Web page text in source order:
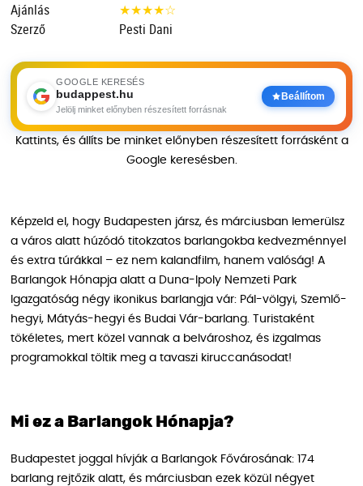
Ajánlás
★★★★☆
Szerző
Pesti Dani
GOOGLE KERESÉS
budappest.hu
Jelölj minket előnyben részesített forrásnak
Beállítom
Kattints, és állíts be minket előnyben részesített forrásként a
Google keresésben.
Képzeld el, hogy Budapesten jársz, és márciusban lemerülsz
a város alatt húzódó titokzatos barlangokba kedvezménnyel
és extra túrákkal – ez nem kalandfilm, hanem valóság! A
Barlangok Hónapja alatt a Duna-Ipoly Nemzeti Park
Igazgatóság négy ikonikus barlangja vár: Pál-völgyi, Szemlő-
hegyi, Mátyás-hegyi és Budai Vár-barlang. Turistaként
tökéletes, mert közel vannak a belvároshoz, és izgalmas
programokkal töltik meg a tavaszi kiruccanásodat!
Mi ez a Barlangok Hónapja?
Budapestet joggal hívják a Barlangok Fővárosának: 174
barlang rejtőzik alatt, és márciusban ezek közül négyet